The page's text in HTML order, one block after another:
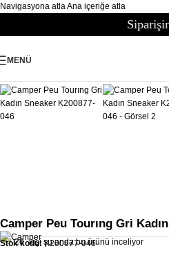
Navigasyona atlaAna içeriğe atla
Siparişiniz 24
MENÜ
Ana Sayfa
Camper Peu Tourıng Gri
20 kişi şu anda bu ürünü inceliyor
Stok kodu:K200877-046